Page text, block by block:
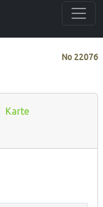
No 22076
Karte